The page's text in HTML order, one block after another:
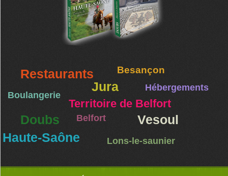
Restaurants Besançon
Jura Hébergements
Boulangerie
Territoire de Belfort
Doubs Belfort
Vesoul
Haute-Saône
Lons-le-saunier